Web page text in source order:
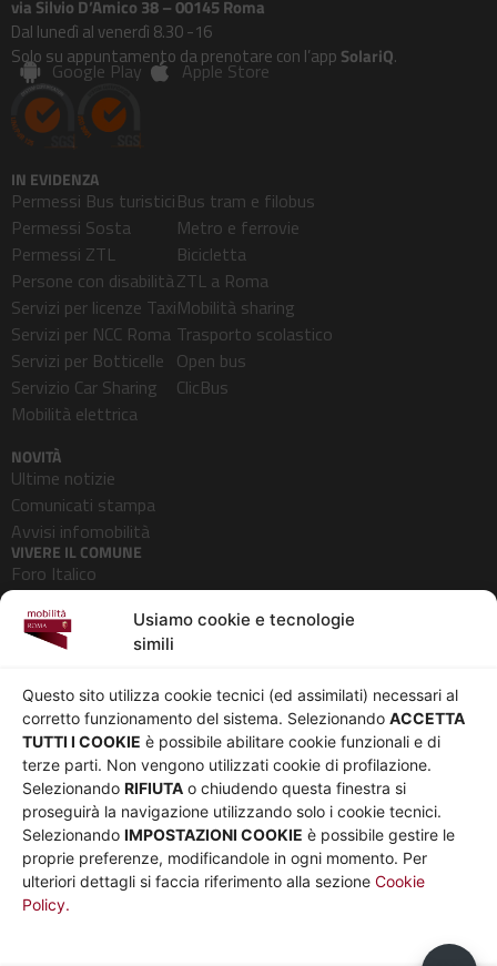
Usiamo cookie e tecnologie
simili
Questo sito utilizza cookie tecnici (ed assimilati) necessari al
corretto funzionamento del sistema. Selezionando ACCETTA
TUTTI I COOKIE è possibile abilitare cookie funzionali e di
terze parti. Non vengono utilizzati cookie di profilazione.
Selezionando RIFIUTA o chiudendo questa finestra si
proseguirà la navigazione utilizzando solo i cookie tecnici.
Selezionando IMPOSTAZIONI COOKIE è possibile gestire le
proprie preferenze, modificandole in ogni momento. Per
ulteriori dettagli si faccia riferimento alla sezione Cookie
Policy.
via Silvio D’Amico 38 – 00145 Roma
Dal lunedì al venerdì 8.30 -16
Solo su appuntamento da prenotare con l’app SolariQ.
Google Play Apple Store
IN EVIDENZA
Permessi Bus turistici
Permessi Sosta
Permessi ZTL
Persone con disabilità
Servizi per licenze Taxi
Servizi per NCC Roma
Servizi per Botticelle
Servizio Car Sharing
Mobilità elettrica
Bus tram e filobus
Metro e ferrovie
Bicicletta
ZTL a Roma
Mobilità sharing
Trasporto scolastico
Open bus
ClicBus
NOVITÀ
Ultime notizie
Comunicati stampa
Avvisi infomobilità
VIVERE IL COMUNE
Foro Italico
Pedonalizzazioni
Aeroporti
Chi siamo
Governance
Whistleblowing
Co-Marketing
Social media policy
Informativa Cookie
Informativa Sito web e
social media
Privacy
Parità di genere
Amministrazione
trasparente
Bandi e gare
Note legali
UTILITÀ